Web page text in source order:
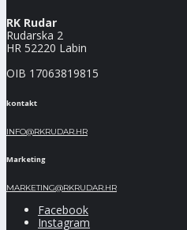
RK Rudar
Rudarska 2
HR 52220 Labin
OIB 17063819815
kontakt
INFO@RKRUDAR.HR
Marketing
MARKETING@RKRUDAR.HR
Facebook
Instagram